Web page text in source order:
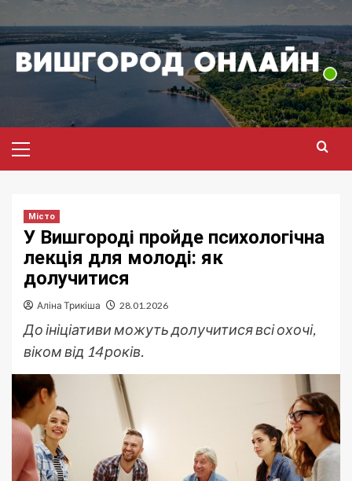
до
вмісту
меню
Місто
У Вишгороді пройде психологічна
лекція для молоді: як
долучитися
Аліна Трикіша 28.01.2026
До ініціативи можуть долучитися всі охочі,
віком від 14 років.